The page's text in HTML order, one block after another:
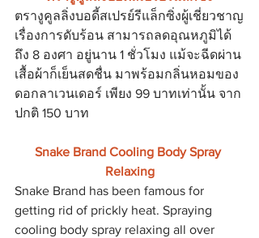
ตรางูคูลลิ่งบอดี้สเปรย์รีแล็กซิ่งผู้เชี่ยวชาญ
เรื่องการดับร้อน สามารถลดอุณหภูมิได้
ถึง 8 องศา อยู่นาน 1 ชั่วโมง แม้จะฉีดผ่าน
เสื้อผ้าก็เย็นสดชื่น มาพร้อมกลิ่นหอมของ
ดอกลาเวนเดอร์ เพียง 99 บาทเท่านั้น จาก
ปกติ 150 บาท
Snake Brand Cooling Body Spray
Relaxing
Snake Brand has been famous for
getting rid of prickly heat. Spraying
cooling body spray relaxing all over